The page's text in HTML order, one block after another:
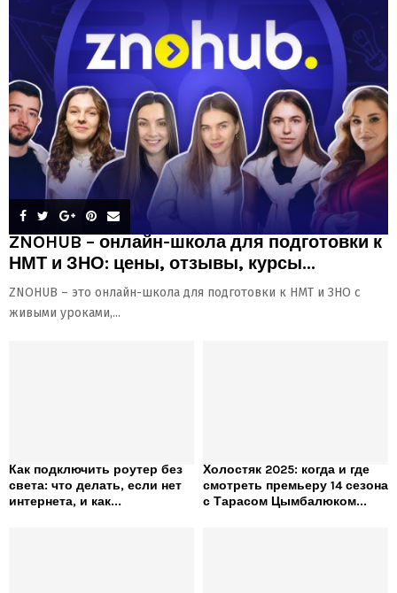
ZNOHUB – онлайн-школа для подготовки к
НМТ и ЗНО: цены, отзывы, курсы...
ZNOHUB – это онлайн-школа для подготовки к НМТ и ЗНО с
живыми уроками,...
Как подключить роутер без
света: что делать, если нет
интернета, и как...
Холостяк 2025: когда и где
смотреть премьеру 14 сезона
с Тарасом Цымбалюком...